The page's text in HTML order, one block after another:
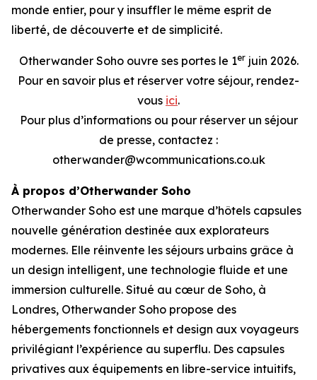
monde entier, pour y insuffler le même esprit de
liberté, de découverte et de simplicité.
Otherwander Soho ouvre ses portes le 1erjuin 2026.
Pour en savoir plus et réserver votre séjour, rendez-
vous ici.
Pour plus d’informations ou pour réserver un séjour
de presse, contactez :
otherwander@wcommunications.co.uk
À propos d’Otherwander Soho
Otherwander Soho est une marque d’hôtels capsules
nouvelle génération destinée aux explorateurs
modernes. Elle réinvente les séjours urbains grâce à
un design intelligent, une technologie fluide et une
immersion culturelle. Situé au cœur de Soho, à
Londres, Otherwander Soho propose des
hébergements fonctionnels et design aux voyageurs
privilégiant l’expérience au superflu. Des capsules
privatives aux équipements en libre-service intuitifs,